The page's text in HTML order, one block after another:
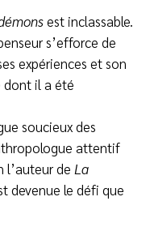
est inclassable.
s’efforce de
expériences et son
dont il a été
soucieux des
attentif
l’auteur de La
devenue le défi que